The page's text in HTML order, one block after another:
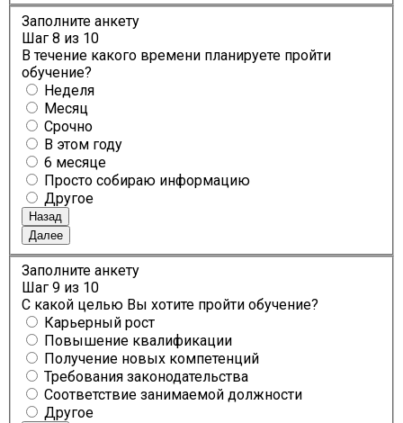
Заполните анкету
Шаг 8 из 10
В течение какого времени планируете пройти
обучение?
Неделя
Месяц
Срочно
В этом году
6 месяце
Просто собираю информацию
Другое
Назад
Далее
Заполните анкету
Шаг 9 из 10
С какой целью Вы хотите пройти обучение?
Карьерный рост
Повышение квалификации
Получение новых компетенций
Требования законодательства
Соответствие занимаемой должности
Другое